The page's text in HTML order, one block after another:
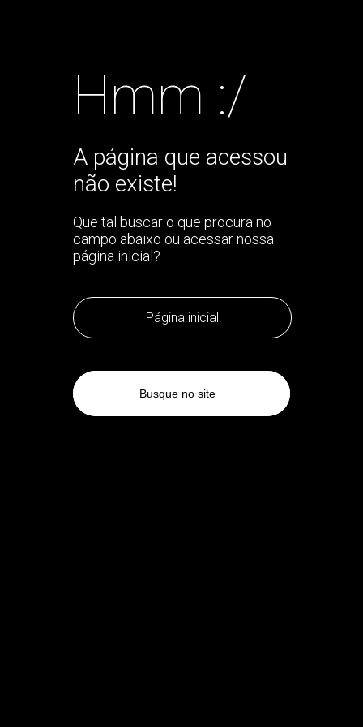
Hmm :/
A página que acessou
não existe!
Que tal buscar o que procura no
campo abaixo ou acessar nossa
página inicial?
Página inicial